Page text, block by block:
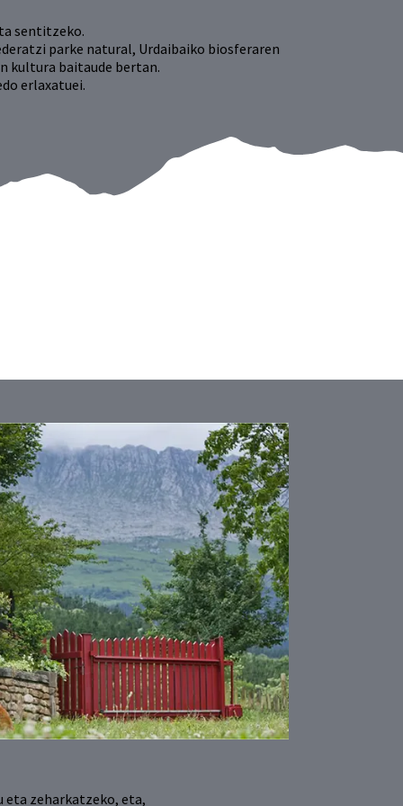
sentitzeko.
parke natural, Urdaibaiko biosferaren
kultura baitaude bertan.
erlaxatuei.
eta zeharkatzeko, eta,